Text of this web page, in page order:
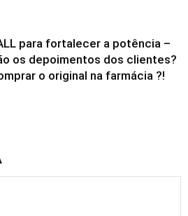
para fortalecer a potência –
os depoimentos dos clientes?
o original na farmácia ?!